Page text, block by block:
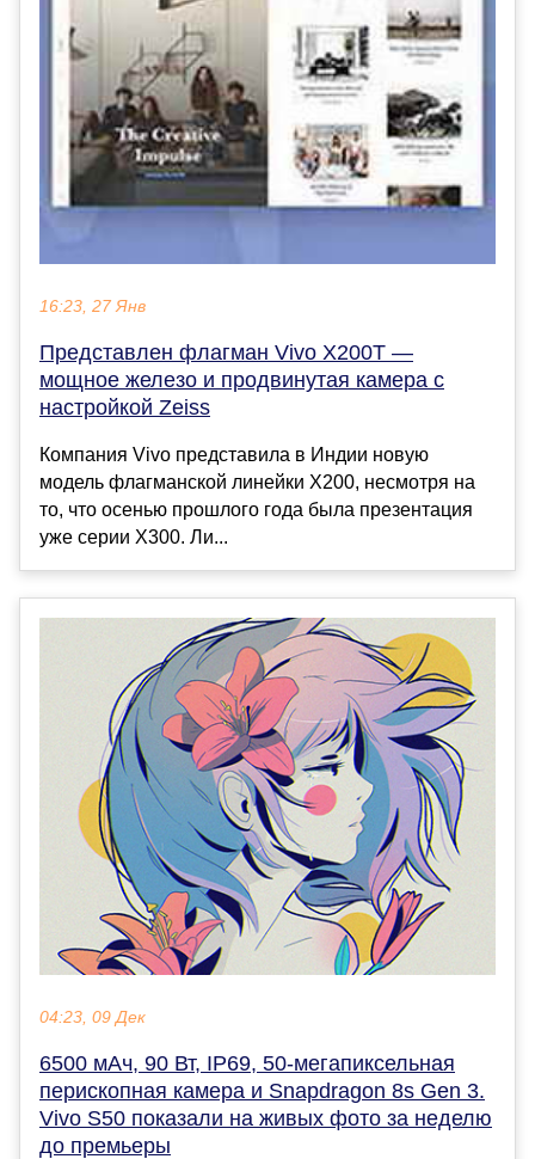
16:23, 27 Янв
Представлен флагман Vivo X200T —
мощное железо и продвинутая камера с
настройкой Zeiss
Компания Vivo представила в Индии новую
модель флагманской линейки X200, несмотря на
то, что осенью прошлого года была презентация
уже серии X300. Ли...
04:23, 09 Дек
6500 мАч, 90 Вт, IP69, 50-мегапиксельная
перископная камера и Snapdragon 8s Gen 3.
Vivo S50 показали на живых фото за неделю
до премьеры